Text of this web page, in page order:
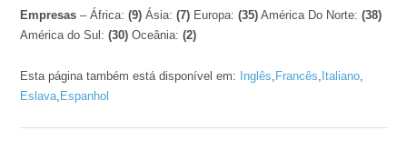
Empresas– África:(9) Ásia:(7) Europa:(35) América Do Norte:(38)
América do Sul:(30) Oceânia:(2)
Esta página também está disponível em: Inglês Francês Italiano
Eslava Espanhol